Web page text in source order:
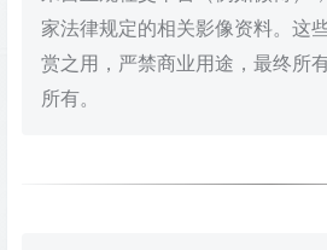
家法律规定的相关影像资料。这
赏之用，严禁商业用途，最终所
所有。